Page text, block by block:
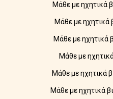
Μάθε με ηχητικά
Μάθε με ηχητικά
Μάθε με ηχητικά
Μάθε με
Μάθε με ηχητικά
Μάθε με ηχητικά